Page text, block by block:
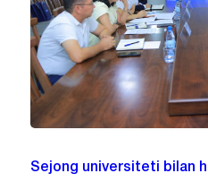
Sejong universiteti bilan